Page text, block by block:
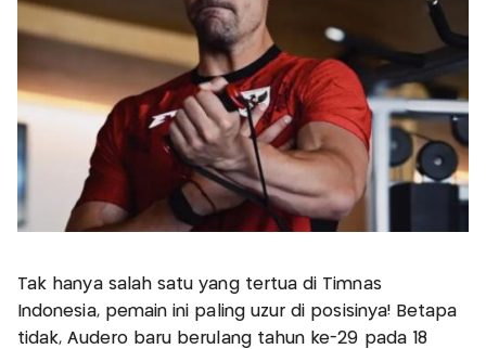
Tak hanya salah satu yang tertua di Timnas
Indonesia, pemain ini paling uzur di posisinya! Betapa
tidak, Audero baru berulang tahun ke-29 pada 18